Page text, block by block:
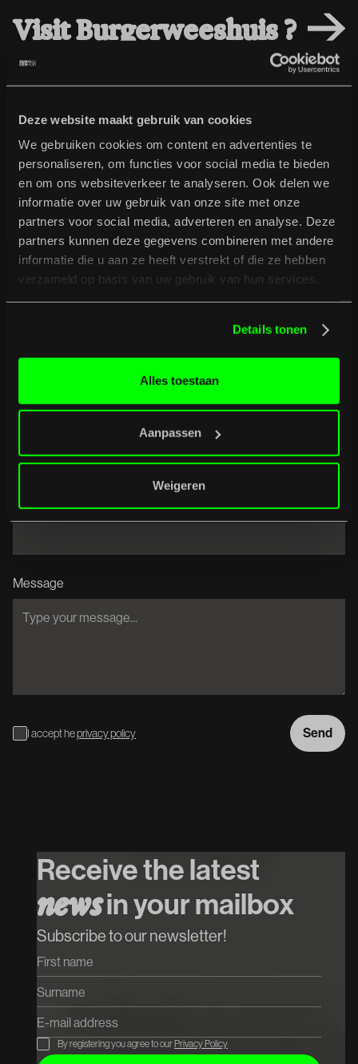
Deze website maakt gebruik van cookies
We gebruiken cookies om content en advertenties te
personaliseren, om functies voor social media te bieden
en om ons websiteverkeer te analyseren. Ook delen we
informatie over uw gebruik van onze site met onze
partners voor social media, adverteren en analyse. Deze
partners kunnen deze gegevens combineren met andere
informatie die u aan ze heeft verstrekt of die ze hebben
verzameld op basis van uw gebruik van hun services.
Details tonen
Alles toestaan
Aanpassen
Weigeren
Visit Burgerweeshuis ?
Contact us
Is your question not answered in the FAQ?Then get
in touch with us by email or phone, or submit your
question through the contact form.
info@burgerweeshuis.nl
Socials
E-mail
Message
I accept heprivacy policy
Receive the latest
newsin your mailbox
Subscribe to our newsletter!
By registering you agree to ourPrivacy Policy